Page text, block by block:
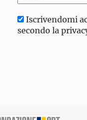
Iscrivendomi
secondo la